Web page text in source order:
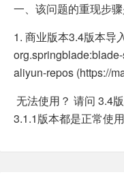
一、该问题的重现步
1. 商业版本3.4版本导
aliyun-repos (https://
无法使用？ 请问 3.4
3.1.1版本都是正常使用